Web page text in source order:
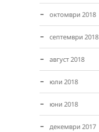
октомври 2018
септември 2018
август 2018
юли 2018
юни 2018
декември 2017